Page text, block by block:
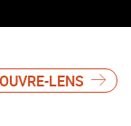
LENS